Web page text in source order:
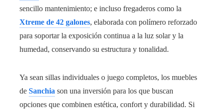
sencillo mantenimiento; e incluso fregaderos como la
Xtreme de 42 galones, elaborada con polímero reforzado
para soportar la exposición continua a la luz solar y la
humedad, conservando su estructura y tonalidad.
Ya sean sillas individuales o juego completos, los muebles
de Sanchia son una inversión para los que buscan
opciones que combinen estética, confort y durabilidad. Si